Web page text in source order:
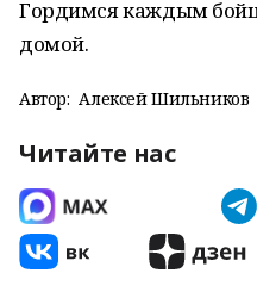
Гордимся каждым
домой.
Автор: Алексей Шильников
Читайте нас